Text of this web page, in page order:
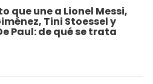
que une a Lionel Messi,
Tini Stoessel y
Paul: de qué se trata